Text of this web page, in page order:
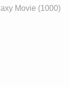
Movie (1000)